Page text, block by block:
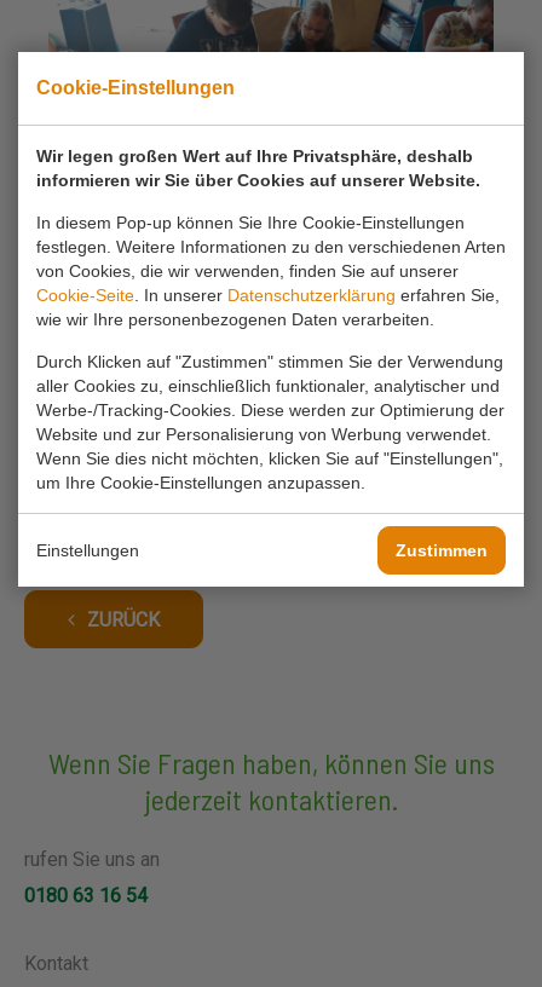
Cookie-Einstellungen
Wir legen großen Wert auf Ihre Privatsphäre, deshalb
informieren wir Sie über Cookies auf unserer Website.
In diesem Pop-up können Sie Ihre Cookie-Einstellungen
festlegen. Weitere Informationen zu den verschiedenen Arten
von Cookies, die wir verwenden, finden Sie auf unserer
Cookie-Seite . In unserer Datenschutzerklärung erfahren Sie,
wie wir Ihre personenbezogenen Daten verarbeiten.
Durch Klicken auf "Zustimmen" stimmen Sie der Verwendung
aller Cookies zu, einschließlich funktionaler, analytischer und
Werbe-/Tracking-Cookies. Diese werden zur Optimierung der
Website und zur Personalisierung von Werbung verwendet.
Wenn Sie dies nicht möchten, klicken Sie auf "Einstellungen",
um Ihre Cookie-Einstellungen anzupassen.
Einstellungen Zustimmen
Haben Sie eine Wahl getroffen?
Bitte reservieren Sie telefonisch unter0180
63 16 54
ZURÜCK
Wenn Sie Fragen haben, können Sie uns
jederzeit kontaktieren.
rufen Sie uns an
0180 63 16 54
Kontakt